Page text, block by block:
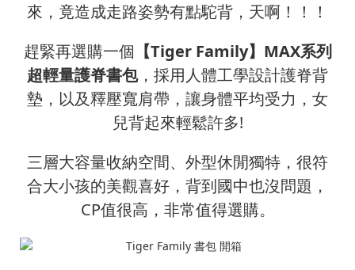
來，竟造成走路姿勢有點駝背，天啊！！！
趕緊再選購一個 【Tiger Family】MAX系列
超輕量護脊書包，採用人體工學設計護脊背
墊，以及釋壓寬肩帶，讓身體平均受力，女
兒背起來輕鬆許多!
三層大容量收納空間、外型休閒獨特，很符
合大小孩的美觀喜好，背到國中也沒問題，
CP值很高，非常值得選購。